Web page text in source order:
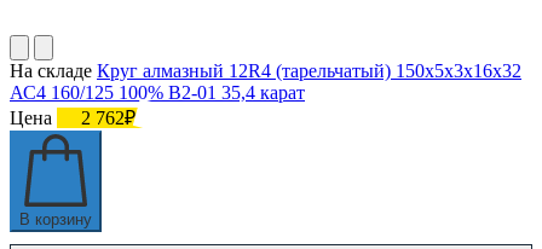
На складе Круг алмазный 12R4 (тарельчатый) 150х5х3х16х32
АС4 160/125 100% В2-01 35,4 карат
Цена
2 762₽
В корзину